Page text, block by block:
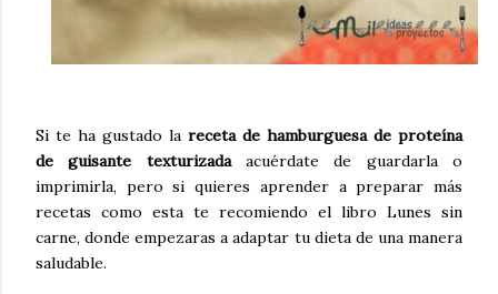
Si te ha gustado la receta de hamburguesa de proteína
de guisante texturizadaacuérdate de guardarla o
imprimirla, pero si quieres aprender a preparar más
recetas como esta te recomiendo el libro Lunes sin
carne, donde empezaras a adaptar tu dieta de una manera
saludable.